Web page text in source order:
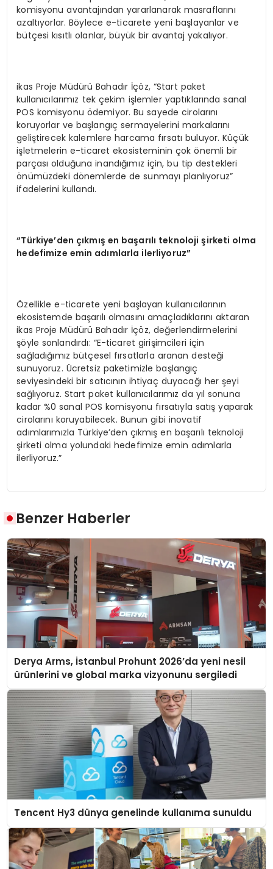
komisyonu avantajından yararlanarak masraflarını
azaltıyorlar. Böylece e-ticarete yeni başlayanlar ve
bütçesi kısıtlı olanlar, büyük bir avantaj yakalıyor.
ikas Proje Müdürü Bahadır İçöz, “Start paket
kullanıcılarımız tek çekim işlemler yaptıklarında sanal
POS komisyonu ödemiyor. Bu sayede cirolarını
koruyorlar ve başlangıç sermayelerini markalarını
geliştirecek kalemlere harcama fırsatı buluyor. Küçük
işletmelerin e-ticaret ekosisteminin çok önemli bir
parçası olduğuna inandığımız için, bu tip destekleri
önümüzdeki dönemlerde de sunmayı planlıyoruz”
ifadelerini kullandı.
“Türkiye’den çıkmış en başarılı teknolojişirketi olma
hedefimize emin adımlarla ilerliyoruz”
Özellikle e-ticarete yeni başlayan kullanıcılarının
ekosistemde başarılı olmasını amaçladıklarını aktaran
ikas Proje Müdürü Bahadır İçöz, değerlendirmelerini
şöyle sonlandırdı: “E-ticaret girişimcileri için
sağladığımız bütçesel fırsatlarla aranan desteği
sunuyoruz. Ücretsiz paketimizle başlangıç
seviyesindeki bir satıcının ihtiyaç duyacağı her şeyi
sağlıyoruz. Start paket kullanıcılarımız da yıl sonuna
kadar %0 sanal POS komisyonu fırsatıyla satış yaparak
cirolarını koruyabilecek. Bunun gibi inovatif
adımlarımızla Türkiye’den çıkmış en başarılı teknoloji
şirketi olma yolundaki hedefimize emin adımlarla
ilerliyoruz.”
Benzer Haberler
Derya Arms, İstanbul Prohunt 2026’da yeni nesil
ürünlerini ve global marka vizyonunu sergiledi
Tencent Hy3 dünya genelinde kullanıma sunuldu